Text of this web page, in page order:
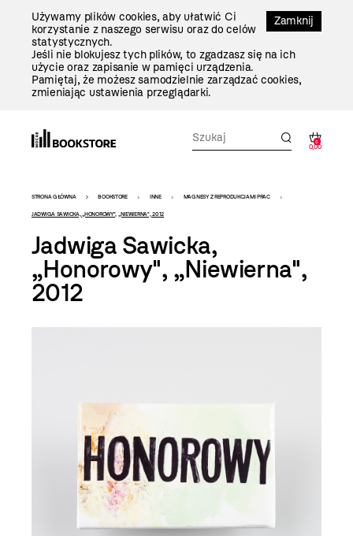
Zamknij
Używamy plików cookies, aby ułatwić Ci
korzystanie z naszego serwisu oraz do celów
statystycznych.
Jeśli nie blokujesz tych plików, to zgadzasz się na ich
użycie oraz zapisanie w pamięci urządzenia.
Pamiętaj, że możesz samodzielnie zarządzać cookies,
zmieniając ustawienia przeglądarki.
0
0,00
Bookstore
-
szablon
szczegóły
STRONA GŁÓWNA BOOKSTORE INNE MAGNESY Z REPRODUKCJAMI PRAC
JADWIGA SAWICKA, „HONOROWY", „NIEWIERNA", 2012
Jadwiga Sawicka,
„Honorowy", „Niewierna",
2012